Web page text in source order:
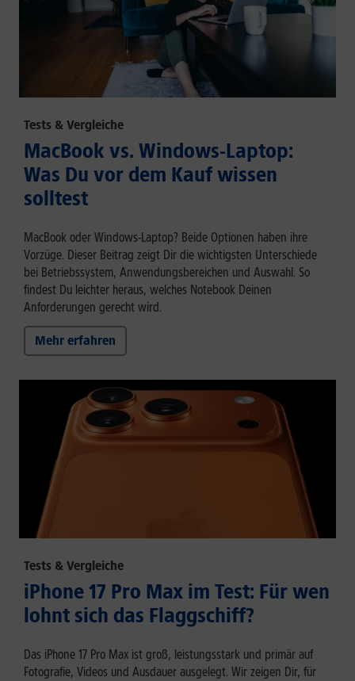
Tests & Vergleiche
MacBook vs. Windows-Laptop:
Was Du vor dem Kauf wissen
solltest
MacBook oder Windows-Laptop? Beide Optionen haben ihre
Vorzüge. Dieser Beitrag zeigt Dir die wichtigsten Unterschiede
bei Betriebssystem, Anwendungsbereichen und Auswahl. So
findest Du leichter heraus, welches Notebook Deinen
Anforderungen gerecht wird.
Mehr erfahren
Tests & Vergleiche
iPhone 17 Pro Max im Test: Für wen
lohnt sich das Flaggschiff?
Das iPhone 17 Pro Max ist groß, leistungsstark und primär auf
Fotografie, Videos und Ausdauer ausgelegt. Wir zeigen Dir, für